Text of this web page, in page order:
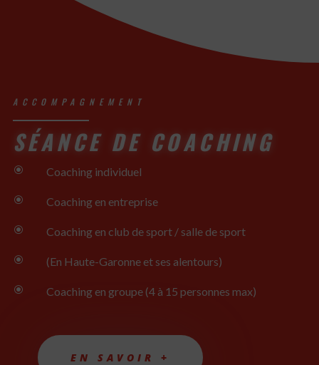
ACCOMPAGNEMENT
SÉANCE DE COACHING
\ Coaching individuel
\ Coaching en entreprise
\ Coaching en club de sport / salle de sport
\ (En Haute-Garonne et ses alentours)
\ Coaching en groupe (4 à 15 personnes max)
EN SAVOIR +